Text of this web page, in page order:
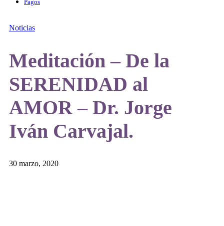
Pagos
Noticias
Meditación – De la
SERENIDAD al
AMOR – Dr. Jorge
Iván Carvajal.
30 marzo, 2020